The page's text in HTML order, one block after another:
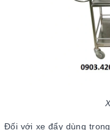
Đối với xe đẩy dùng